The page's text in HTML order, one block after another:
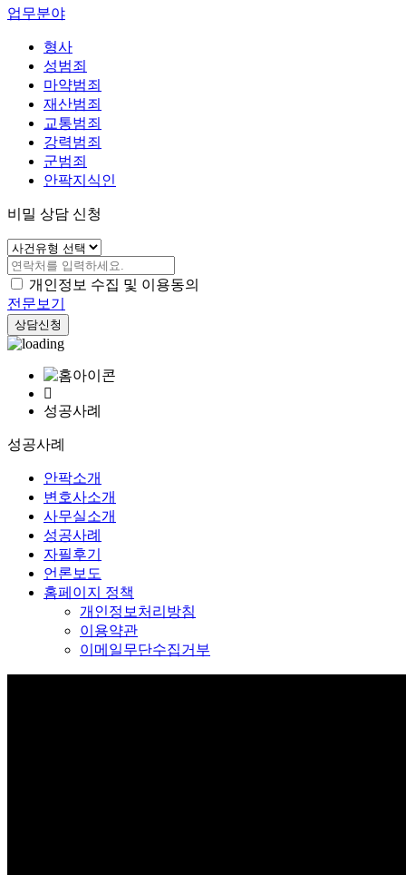
업무분야
형사
성범죄
마약범죄
재산범죄
교통범죄
강력범죄
군범죄
안팍지식인
비밀 상담 신청
개인정보 수집 및 이용동의
전문보기
상담신청
성공사례
성공사례
안팍소개
변호사소개
사무실소개
성공사례
자필후기
언론보도
홈페이지 정책
개인정보처리방침
이용약관
이메일무단수집거부